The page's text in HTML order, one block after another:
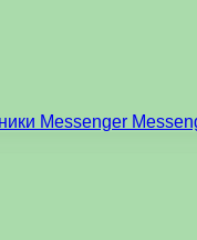
Messenger